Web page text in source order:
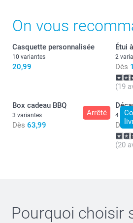
Repassage :
Eau de Javel :
XS-S
52-54
S-M
54-56
M-L
56-58
On vous
Casquette personnalisée
10 variantes
20,99
Étui
2
Dès
(19
Arrêté
Box cadeau BBQ
3 variantes
Dès 63,99
4
Dès
(20
Pourquoi choisir